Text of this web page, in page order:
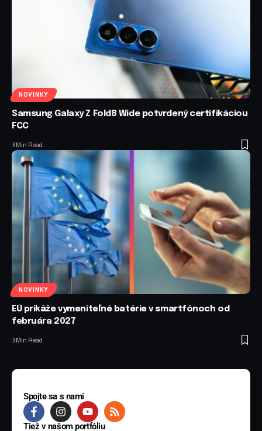
NOVINKY
Samsung Galaxy Z Fold8 Wide potvrdený certifikáciou
FCC
3 Min Read
NOVINKY
EÚ prikáže vymeniteľné batérie v smartfónoch od
februára 2027
3 Min Read
Spojte sa s nami
Tiež v našom portfóliu